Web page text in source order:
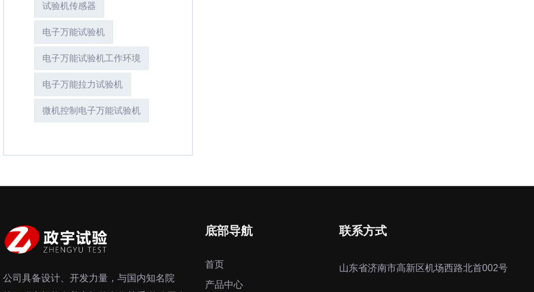
试验机传感器
电子万能试验机
电子万能试验机工作环境
电子万能拉力试验机
微机控制电子万能试验机
公司具备设计、开发力量，与国内知名院
底部导航
首页
产品中心
联系方式
山东省济南市高新区机场西路北首002号